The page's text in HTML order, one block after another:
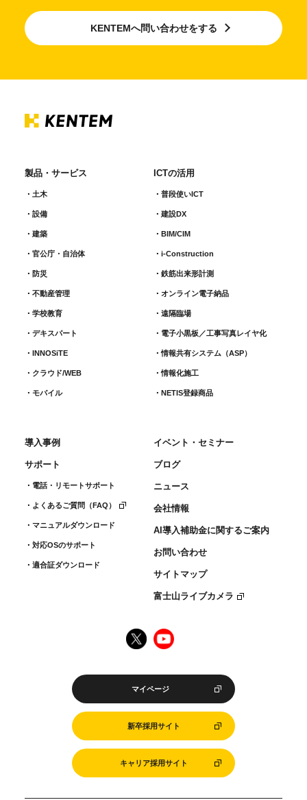
個人情報の利用目的について
ドレスなどの個人情報及び、当社との取引状況等の情
当社のサービスを提供するため
製品やサービスの注文内容の確認、納期・発送・代
金請求方法等の連絡においてお客様とご連絡をとる
のため
当社が実施又は協賛する各種キャンペーンやイベン
ト・セミナーに関する各種サービスをお知らせする
ため
製品やサービスのバージョンアップ等に関する情報
いただいたお問い合わせに対する回答を行うため
ため
ご購入製品や製品マニュアルをマイページからダウ
ンロードするため
.製品やサービスの満足度向上に関するアンケートを
.ご契約サービスの利用登録及び権限の設定、変更、
削除等をサポートするため
当社は以下の体制で個人情報を管理します。
体制を整備し、従業者に対して個人情報の適切な取
扱い等についての教育を行い、その保護に万全を期
すよう努めます。
個人情報の利用を業務上必要な従業者だけに制限
し、個人情報が含まれる媒体などの保管・管理など
に関する規則を作り、個人情報保護のための予防措
KENTEMへ問い合わせをする
製品・サービス
土木
設備
建築
官公庁・自治体
防災
不動産管理
学校教育
デキスパート
INNOSiTE
クラウド/WEB
モバイル
ICTの活用
普段使いICT
建設DX
BIM/CIM
i-Construction
鉄筋出来形計測​
オンライン電子納品
遠隔臨場
電子小黒板／工事写真レイヤ化
情報共有システム（ASP）
情報化施工
NETIS登録商品
導入事例
サポート
電話・リモートサポート
よくあるご質問（FAQ）
マニュアルダウンロード
対応OSのサポート
適合証ダウンロード
イベント・セミナー
ブログ
ニュース
会社情報
AI導入補助金に関するご案内
お問い合わせ
サイトマップ
富士山ライブカメラ
マイページ
新卒採用サイト
キャリア採用サイト